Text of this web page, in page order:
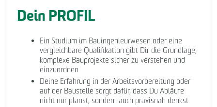
Dein PROFIL
Ein Studium im Bauingenieurwesen oder eine
vergleichbare Qualifikation gibt Dir die Grundlage,
komplexe Bauprojekte sicher zu verstehen und
einzuordnen
Deine Erfahrung in der Arbeitsvorbereitung oder
auf der Baustelle sorgt dafür, dass Du Abläufe
nicht nur planst, sondern auch praxisnah denkst